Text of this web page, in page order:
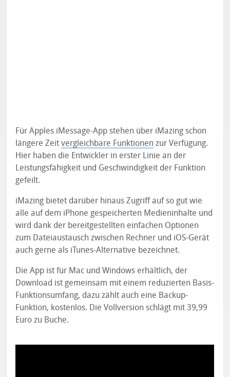
Für Apples iMessage-App stehen über iMazing schon
längere Zeitvergleichbare Funktionen zur Verfügung.
Hier haben die Entwickler in erster Linie an der
Leistungsfähigkeit und Geschwindigkeit der Funktion
gefeilt.
iMazing bietet darüber hinaus Zugriff auf so gut wie
alle auf dem iPhone gespeicherten Medieninhalte und
wird dank der bereitgestellten einfachen Optionen
zum Dateiaustausch zwischen Rechner und iOS-Gerät
auch gerne als iTunes-Alternative bezeichnet.
Die App ist für Mac und Windows erhältlich, der
Download ist gemeinsam mit einem reduzierten Basis-
Funktionsumfang, dazu zählt auch eine Backup-
Funktion, kostenlos. Die Vollversion schlägt mit 39,99
Euro zu Buche.